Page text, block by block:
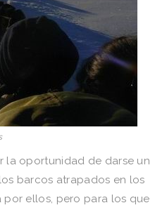
la oportunidad de darse un
barcos atrapados en los
por ellos, pero para los que